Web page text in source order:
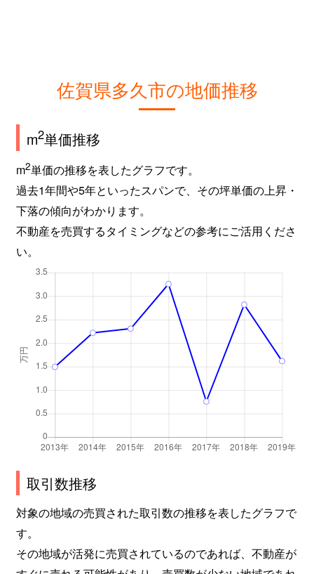
佐賀県多久市の地価推移
m2単価推移
m2単価の推移を表したグラフです。
過去1年間や5年といったスパンで、その坪単価の上昇・
下落の傾向がわかります。
不動産を売買するタイミングなどの参考にご活用くださ
い。
取引数推移
対象の地域の売買された取引数の推移を表したグラフで
す。
その地域が活発に売買されているのであれば、不動産が